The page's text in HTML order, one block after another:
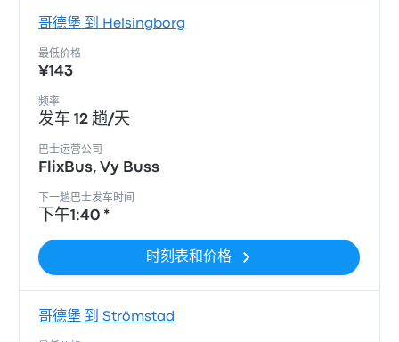
哥德堡 到 Helsingborg
最低价格
¥143
频率
发车 12 趟/天
巴士运营公司
FlixBus, Vy Buss
下一趟巴士发车时间
下午1:40 *
时刻表和价格
哥德堡 到 Strömstad